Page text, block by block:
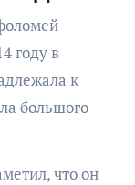
году в
к
большого
что он